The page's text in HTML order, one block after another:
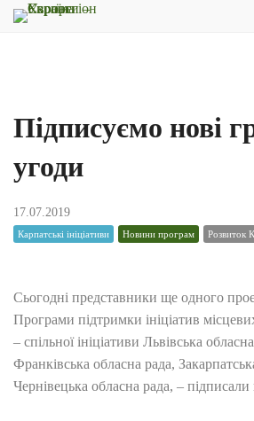
Підписуємо нові
угоди
17.07.2019
Карпатські ініціативи Новини програм Розвиток
Сьогодні представники ще одного
Програми підтримки ініціатив
– спільної ініціативи Львівська
Франківська обласна рада,
Чернівецька обласна рада, – підписали